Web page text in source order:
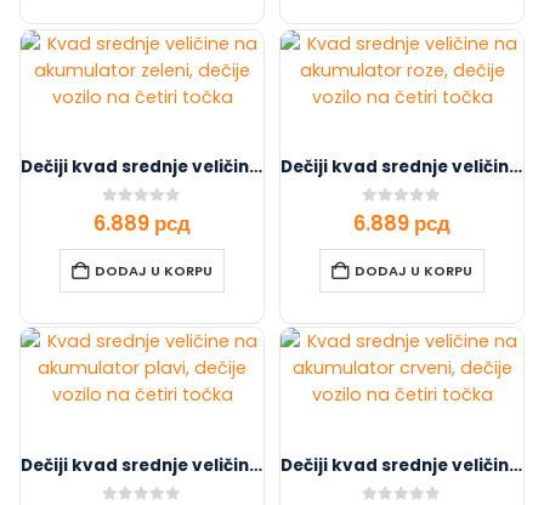
Dečiji kvad srednje veličine na akumulator Zeleni (6V)
0 out of 5
6.889 рсд
DODAJ U KORPU
Dečiji kvad srednje veličine na akumulator Roze(6V)
0 out of 5
6.889 рсд
DODAJ U KORPU
Dečiji kvad srednje veličine na akumulator Plavi (6V) Dečiji kvad srednje veličine na akumulator Crveni (6V)